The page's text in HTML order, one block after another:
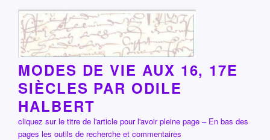
contenu
principal
MODES DE VIE AUX 16, 17E
SIÈCLES PAR ODILE
HALBERT
cliquez sur le titre de l'article pour l'avoir pleine page – En bas des
pages les outils de recherche et commentaires